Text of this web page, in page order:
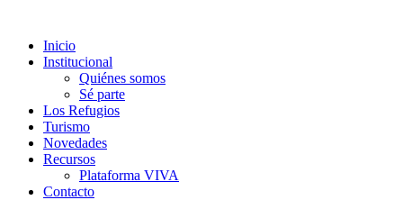
Inicio
Institucional
Quiénes somos
Sé parte
Los Refugios
Turismo
Novedades
Recursos
Plataforma VIVA
Contacto